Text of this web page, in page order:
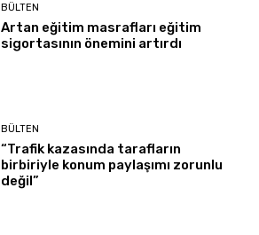
BÜLTEN
Artan eğitim masrafları eğitim
sigortasının önemini artırdı
BÜLTEN
“Trafik kazasında tarafların
birbiriyle konum paylaşımı zorunlu
değil”